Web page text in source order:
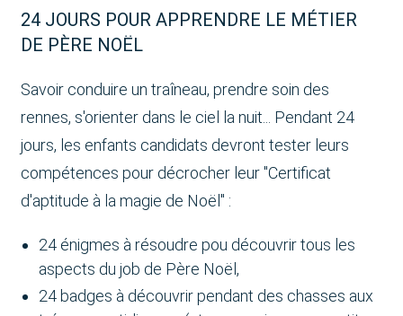
24 JOURS POUR APPRENDRE LE MÉTIER
DE PÈRE NOËL
Savoir conduire un traîneau, prendre soin des
rennes, s'orienter dans le ciel la nuit... Pendant 24
jours, les enfants candidats devront tester leurs
compétences pour décrocher leur "Certificat
d'aptitude à la magie de Noël" :
24 énigmes à résoudre pou découvrir tous les
aspects du job de Père Noël,
24 badges à découvrir pendant des chasses aux